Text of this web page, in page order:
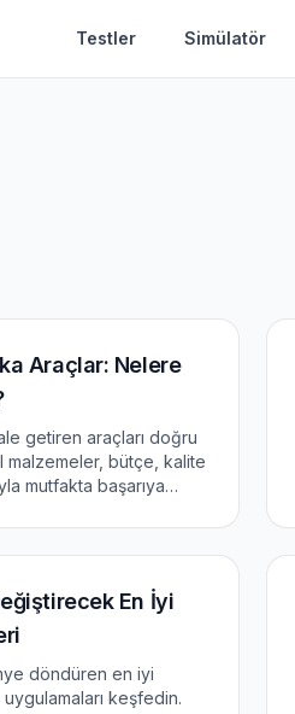
Testler Simülatör
Araçlar: Nelere
getiren araçları doğru
malzemeler, bütçe, kalite
mutfakta başarıya
En İyi
döndüren en iyi
keşfedin.